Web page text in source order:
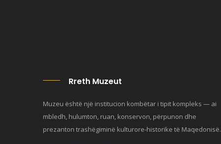
Rreth Muzeut
Muzeu është një institucion kombëtar i tipit kompleks — ai
mbledh, hulumton, ruan, konservon, përpunon dhe
prezanton trashëgiminë kulturore-historike të Maqedonisë.